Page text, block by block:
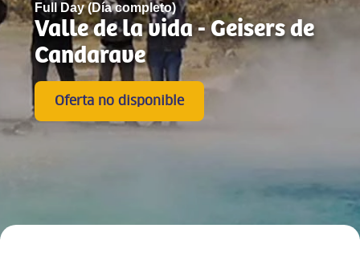
Full Day (Día completo)
Valle de la vida - Geisers de
Candarave
Oferta no disponible